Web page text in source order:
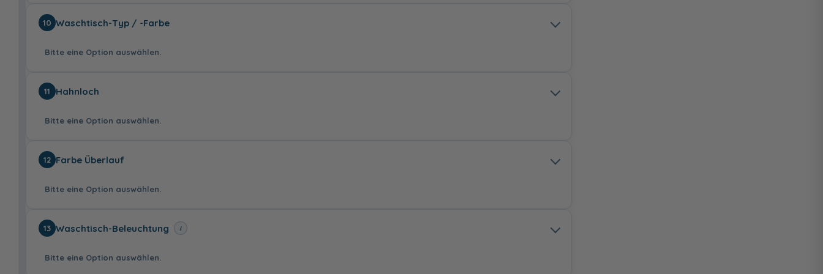
ohne
Breite: 53 cm,
Höhe: 59,5 cm
ohne
70,99 €
10 Waschtisch-Typ / -Farbe
Bitte eine Option auswählen.
Mineralmarmor,
Weiß,
Glas, Optiwhite,
11 Hahnloch
Bitte eine Option auswählen.
ohne
45,00 €
12 Farbe Überlauf
Bitte eine Option auswählen.
13 Waschtisch-Beleuchtung i
Bitte eine Option auswählen.